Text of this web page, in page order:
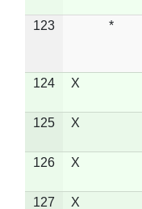
123
*
124 X
125 X
126 X
127 X